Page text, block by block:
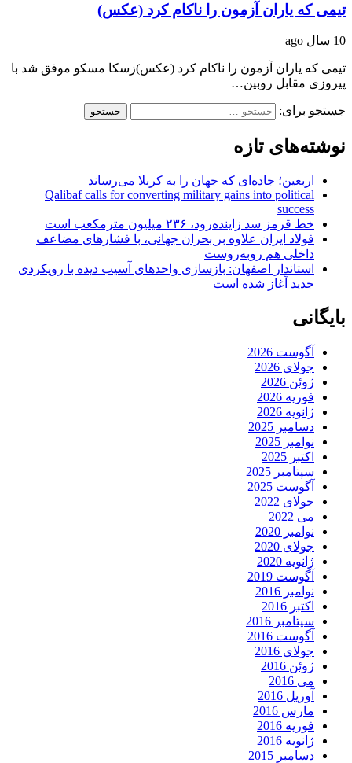
تیمی که یاران آزمون را ناکام کرد (عکس)
10 سال ago
تیمی که یاران آزمون را ناکام کرد (عکس)زسکا مسکو موفق شد با
پیروزی مقابل روبین…
جستجو برای:
نوشته‌های تازه
اربعین؛ جاده‌ای که جهان را به کربلا می‌رساند
Qalibaf calls for converting military gains into political
success
خط قرمز سد زاینده‌رود، ۲۳۶ میلیون مترمکعب است
فولاد ایران علاوه بر بحران جهانی، با فشارهای مضاعف
داخلی هم روبه‌روست
استاندار اصفهان: بازسازی واحدهای آسیب دیده با رویکردی
جدید آغاز شده است
بایگانی
آگوست 2026
جولای 2026
ژوئن 2026
فوریه 2026
ژانویه 2026
دسامبر 2025
نوامبر 2025
اکتبر 2025
سپتامبر 2025
آگوست 2025
جولای 2022
می 2022
نوامبر 2020
جولای 2020
ژانویه 2020
آگوست 2019
نوامبر 2016
اکتبر 2016
سپتامبر 2016
آگوست 2016
جولای 2016
ژوئن 2016
می 2016
آوریل 2016
مارس 2016
فوریه 2016
ژانویه 2016
دسامبر 2015